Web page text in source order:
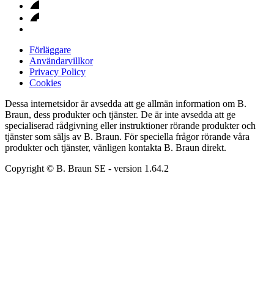
Förläggare
Användarvillkor
Privacy Policy
Cookies
Dessa internetsidor är avsedda att ge allmän information om B.
Braun, dess produkter och tjänster. De är inte avsedda att ge
specialiserad rådgivning eller instruktioner rörande produkter och
tjänster som säljs av B. Braun. För speciella frågor rörande våra
produkter och tjänster, vänligen kontakta B. Braun direkt.
Copyright © B. Braun SE - version 1.64.2